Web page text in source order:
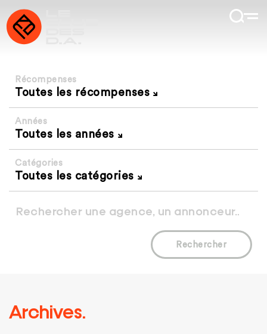
Récompenses
Toutes les récompenses
Années
Toutes les années
Catégories
Toutes les catégories
Rechercher
Archives.